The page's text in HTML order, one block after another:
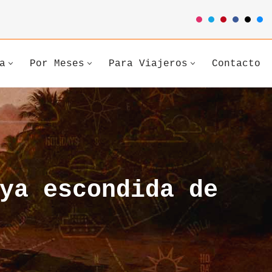
Por Meses Para Viajeros Contacto
escondida de